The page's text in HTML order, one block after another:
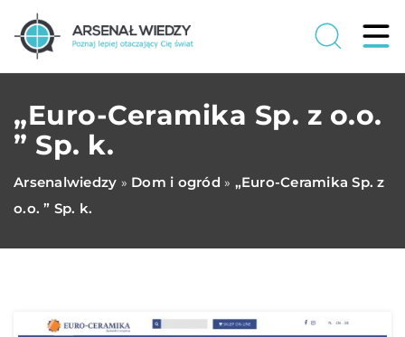
„Euro-Ceramika Sp. z o.o.
” Sp. k.
Arsenalwiedzy » Dom i ogród » „Euro-Ceramika Sp. z
o.o. ” Sp. k.